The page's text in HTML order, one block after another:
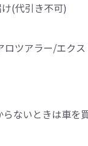
(代引き不可)
ツアラー/エク
いときは車を